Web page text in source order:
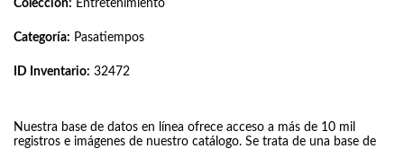
Colección: Entretenimiento
Categoría: Pasatiempos
ID Inventario: 32472
Nuestra base de datos en línea ofrece acceso a más de 10 mil
registros e imágenes de nuestro catálogo. Se trata de una base de